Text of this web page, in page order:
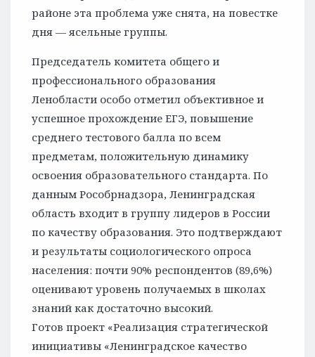
районе эта проблема уже снята, на повестке
дня — ясельные группы.
Председатель комитета общего и
профессионального образования
Ленобласти особо отметил объективное и
успешное прохождение ЕГЭ, повышение
среднего тестового балла по всем
предметам, положительную динамику
освоения образовательного стандарта. По
данным Рособрнадзора, Ленинградская
область входит в группу лидеров в России
по качеству образования. Это подтверждают
и результаты социологического опроса
населения: почти 90% респондентов (89,6%)
оценивают уровень получаемых в школах
знаний как достаточно высокий.
Готов проект «Реализация стратегической
инициативы «Ленинградское качество